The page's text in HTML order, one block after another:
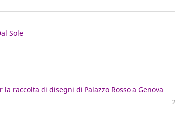
Sole
raccolta di disegni di Palazzo Rosso a Genova